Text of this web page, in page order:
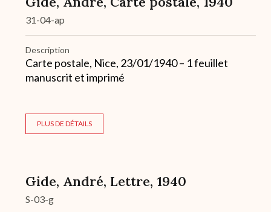
31-04-ap
Description
Carte postale, Nice, 23/01/1940 – 1 feuillet
manuscrit et imprimé
PLUS DE DÉTAILS
Gide, André, Lettre, 1940
S-03-g